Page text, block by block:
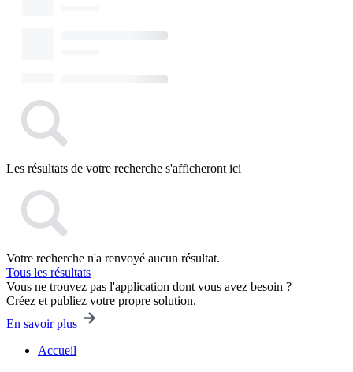
Les résultats de votre recherche s'afficheront ici
Votre recherche n'a renvoyé aucun résultat.
Tous les résultats
Vous ne trouvez pas l'application dont vous avez besoin ?
Créez et publiez votre propre solution.
En savoir plus
Accueil